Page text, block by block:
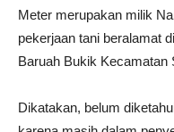
Meter merupakan milik
pekerjaan tani beralamat
Baruah Bukik Kecamatan
Dikatakan, belum